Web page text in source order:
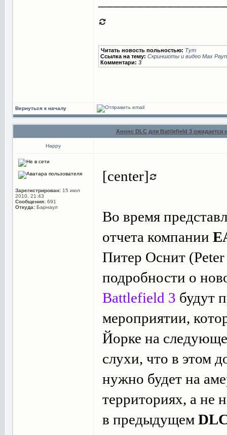
Читать новость польностью: Тут
Ссылка на тему: Скриншоты и видео Max
Комментари: 3
Вернуться к началу
Анонс DLC для Battlefield 3 ожидается
Happy
Зарегистрирован: 15 июл
2010, 21:43
Сообщения: 691
Откуда: Барнаул
[center]
Во время
отчета компании
Питер Оснит
подробности о
Battlefield 3 будут
мероприятии,
Йорке на
слухи, что в этом
нужно будет на
территориях, а не
в предыдущем